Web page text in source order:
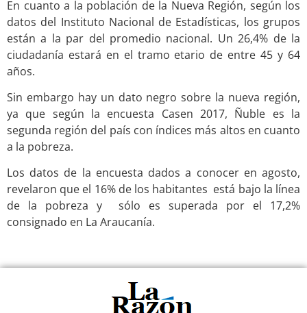
En cuanto a la población de la Nueva Región, según los
datos del Instituto Nacional de Estadísticas, los grupos
están a la par del promedio nacional. Un 26,4% de la
ciudadanía estará en el tramo etario de entre 45 y 64
años.
Sin embargo hay un dato negro sobre la nueva región,
ya que según la encuesta Casen 2017, Ñuble es la
segunda región del país con índices más altos en cuanto
a la pobreza.
Los datos de la encuesta dados a conocer en agosto,
revelaron que el 16% de los habitantes está bajo la línea
de la pobreza y sólo es superada por el 17,2%
consignado en La Araucanía.